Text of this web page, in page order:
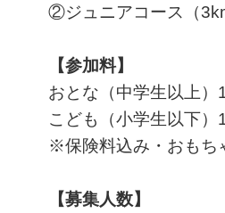
②ジュニアコース（
【参加料】
おとな（中学生以上）
こども（小学生以下）
※保険料込み・おもち
【募集人数】